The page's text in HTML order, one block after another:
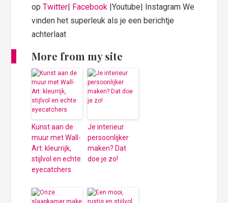
opTwitter| Facebook |Youtube| Instagram We
vinden het superleuk als je een berichtje
achterlaat
More from my site
Kunst aan de
muur met Wall-
Art: kleurrijk,
stijlvol en echte
eyecatchers
Je interieur
persoonlijker
maken? Dat
doe je zo!